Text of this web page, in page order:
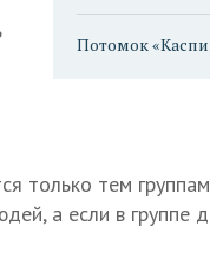
Потомок
только тем
а если в